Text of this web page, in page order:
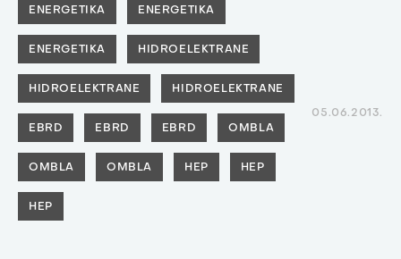
ENERGETIKA ENERGETIKA
ENERGETIKA HIDROELEKTRANE
HIDROELEKTRANE HIDROELEKTRANE
EBRD EBRD EBRD OMBLA
OMBLA OMBLA HEP HEP
HEP
05.06.2013.